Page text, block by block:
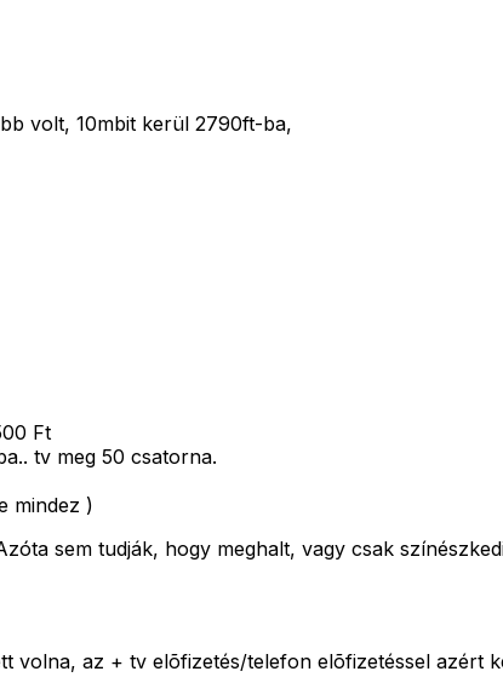
volt, 10mbit kerül 2790ft-ba,
Ft
tv meg 50 csatorna.
mindez )
sem tudják, hogy meghalt, vagy csak
volna, az + tv elõfizetés/telefon elõfizetéssel azért